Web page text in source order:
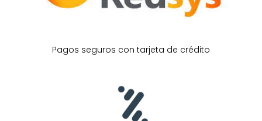
Pagos seguros con tarjeta de crédito